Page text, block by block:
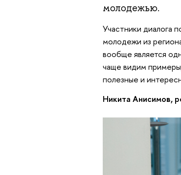
молодежью.
Участники диалога
молодежи из
вообще является
чаще видим
полезные и
Никита Анисимов,